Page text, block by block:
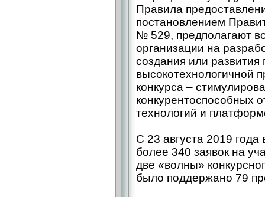
Правила
постановлением
№ 529, предполагают
организации на
создания или развития
высокотехнологичной
конкурса –
конкурентоспособных
технологий и
С 23 августа 2019
более 340 заявок на
две «волны»
было поддержано 79